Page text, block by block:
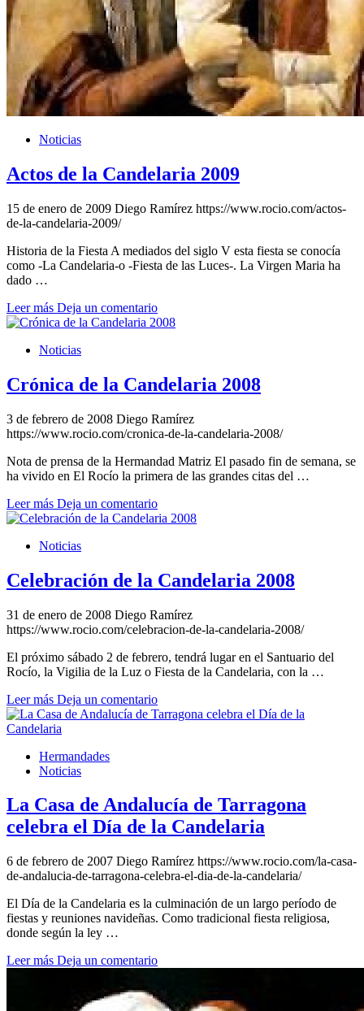
Noticias
Actos de la Candelaria 2009
15 de enero de 2009 Diego Ramírez https://www.rocio.com/actos-
de-la-candelaria-2009/
Historia de la Fiesta A mediados del siglo V esta fiesta se conocía
como -La Candelaria-o -Fiesta de las Luces-. La Virgen Maria ha
dado …
Leer más Deja un comentario
Noticias
Crónica de la Candelaria 2008
3 de febrero de 2008 Diego Ramírez
https://www.rocio.com/cronica-de-la-candelaria-2008/
Nota de prensa de la Hermandad Matriz El pasado fin de semana, se
ha vivido en El Rocío la primera de las grandes citas del …
Leer más Deja un comentario
Noticias
Celebración de la Candelaria 2008
31 de enero de 2008 Diego Ramírez
https://www.rocio.com/celebracion-de-la-candelaria-2008/
El próximo sábado 2 de febrero, tendrá lugar en el Santuario del
Rocío, la Vigilia de la Luz o Fiesta de la Candelaria, con la …
Leer más Deja un comentario
Hermandades
Noticias
La Casa de Andalucía de Tarragona
celebra el Día de la Candelaria
6 de febrero de 2007 Diego Ramírez https://www.rocio.com/la-casa-
de-andalucia-de-tarragona-celebra-el-dia-de-la-candelaria/
El Día de la Candelaria es la culminación de un largo período de
fiestas y reuniones navideñas. Como tradicional fiesta religiosa,
donde según la ley …
Leer más Deja un comentario